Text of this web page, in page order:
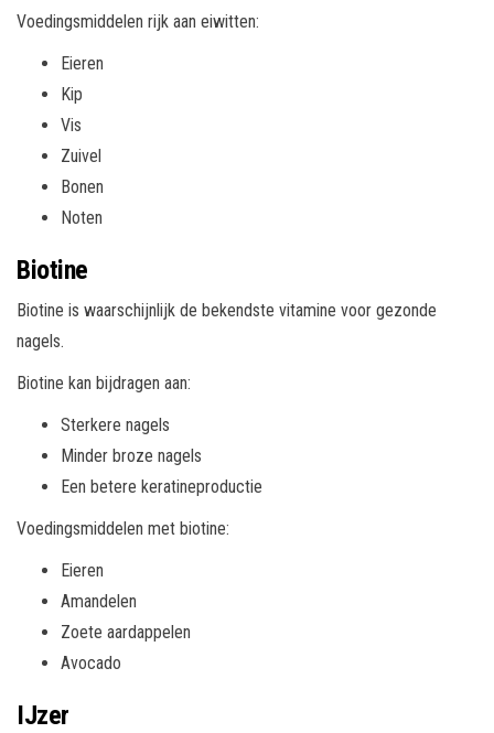
Voedingsmiddelen rijk aan eiwitten:
Eieren
Kip
Vis
Zuivel
Bonen
Noten
Biotine
Biotine is waarschijnlijk de bekendste vitamine voor gezonde
nagels.
Biotine kan bijdragen aan:
Sterkere nagels
Minder broze nagels
Een betere keratineproductie
Voedingsmiddelen met biotine:
Eieren
Amandelen
Zoete aardappelen
Avocado
IJzer